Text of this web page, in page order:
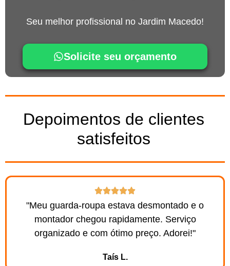
Seu melhor profissional no Jardim Macedo!
Solicite seu orçamento
Depoimentos de clientes
satisfeitos
"Meu guarda-roupa estava desmontado e o
montador chegou rapidamente. Serviço
organizado e com ótimo preço. Adorei!"
Taís L.